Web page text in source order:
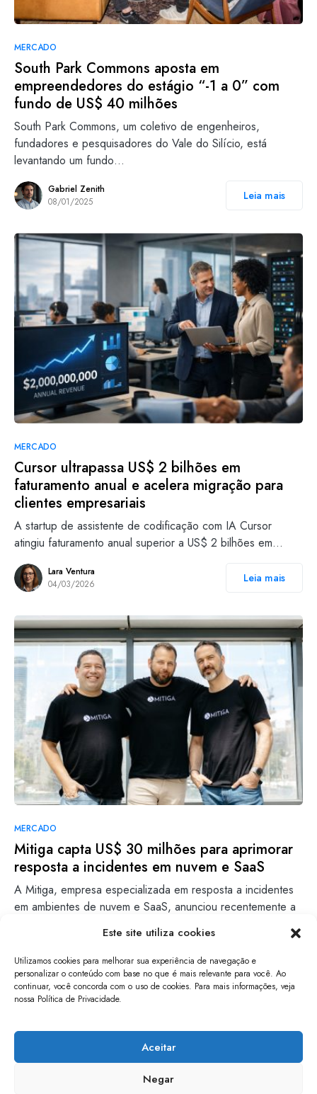
Este site utiliza cookies
Utilizamos cookies para melhorar sua experiência de navegação e
personalizar o conteúdo com base no que é mais relevante para você. Ao
continuar, você concorda com o uso de cookies. Para mais informações, veja
nossa Política de Privacidade.
Aceitar
Negar
MERCADO
South Park Commons aposta em
empreendedores do estágio “-1 a 0” com
fundo de US$ 40 milhões
South Park Commons, um coletivo de engenheiros,
fundadores e pesquisadores do Vale do Silício, está
levantando um fundo…
Gabriel Zenith
08/01/2025
Leia mais
MERCADO
Cursor ultrapassa US$ 2 bilhões em
faturamento anual e acelera migração para
clientes empresariais
A startup de assistente de codificação com IA Cursor
atingiu faturamento anual superior a US$ 2 bilhões em…
Lara Ventura
04/03/2026
Leia mais
MERCADO
Mitiga capta US$ 30 milhões para aprimorar
resposta a incidentes em nuvem e SaaS
A Mitiga, empresa especializada em resposta a incidentes
em ambientes de nuvem e SaaS, anunciou recentemente a
23/01/2025
Leia mais
papo de software